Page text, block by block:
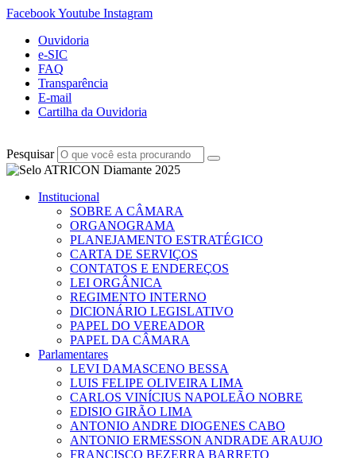
FacebookYoutube Instagram
Ouvidoria
e-SIC
FAQ
Transparência
E-mail
Cartilha da Ouvidoria
Pesquisar
Institucional
SOBRE A CÂMARA
ORGANOGRAMA
PLANEJAMENTO ESTRATÉGICO
CARTA DE SERVIÇOS
CONTATOS E ENDEREÇOS
LEI ORGÂNICA
REGIMENTO INTERNO
DICIONÁRIO LEGISLATIVO
PAPEL DO VEREADOR
PAPEL DA CÂMARA
Parlamentares
LEVI DAMASCENO BESSA
LUIS FELIPE OLIVEIRA LIMA
CARLOS VINÍCIUS NAPOLEÃO NOBRE
EDISIO GIRÃO LIMA
ANTONIO ANDRE DIOGENES CABO
ANTONIO ERMESSON ANDRADE ARAUJO
FRANCISCO BEZERRA BARRETO